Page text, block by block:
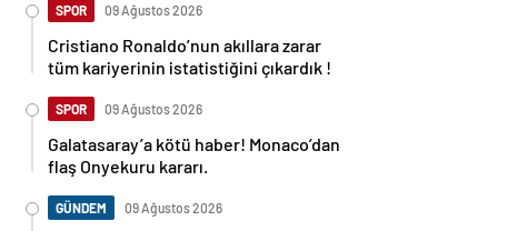
SPOR 09 Ağustos 2026
Cristiano Ronaldo’nun akıllara zarar
tüm kariyerinin istatistiğini çıkardık !
SPOR 09 Ağustos 2026
Galatasaray’a kötü haber! Monaco’dan
flaş Onyekuru kararı.
GÜNDEM 09 Ağustos 2026